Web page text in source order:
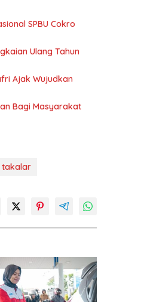
SPBU Cokro
Ulang Tahun
Ajak Wujudkan
Bagi Masyarakat
takalar